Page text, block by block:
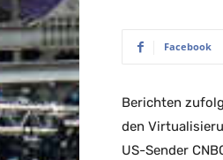
Facebook
Berichten
den
US-Sender